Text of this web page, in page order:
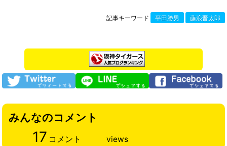
記事キーワード 平田勝男 藤浪晋太郎
みんなのコメント
17 コメント views